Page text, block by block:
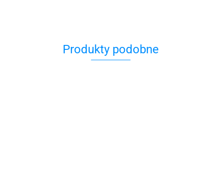
Produkty podobne